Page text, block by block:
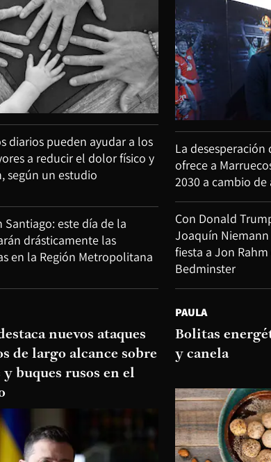
diarios pueden ayudar a los
a reducir el dolor físico y
según un estudio
Santiago: este día de la
drásticamente las
en la Región Metropolitana
La
ofrece a
2030 a cambio de
Con Donald
Joaquín
fiesta a Jon
Bedminster
nuevos ataques
de largo alcance sobre
buques rusos en el
PAULA
Bolitas
y canela